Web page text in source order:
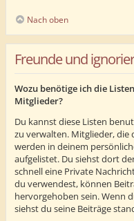
Nach oben
Freunde und
Wozu benötige ich die
Mitglieder?
Du kannst diese Listen
zu verwalten. Mitglieder, die
werden in deinem
aufgelistet. Du siehst dort
schnell eine Private
du verwendest, können
hervorgehoben sein. Wenn
siehst du seine Beiträge